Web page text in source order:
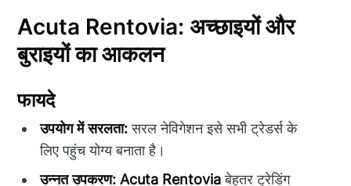
Acuta Rentovia: अच्छाइयों और
बुराइयों का आकलन
फायदे
उपयोग में सरलता:सरल नेविगेशन इसे सभी ट्रेडर्स के
लिए पहुंच योग्य बनाता है।
उन्नत उपकरण: Acuta Rentoviaबेहतर ट्रेडिंग